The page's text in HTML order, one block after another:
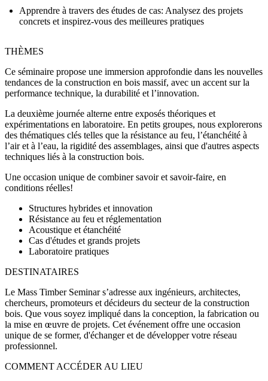
Apprendre à travers des études de cas: Analysez des projets
concrets et inspirez-vous des meilleures pratiques
THÈMES
Ce séminaire propose une immersion approfondie dans les nouvelles
tendances de la construction en bois massif, avec un accent sur la
performance technique, la durabilité et l’innovation.
La deuxième journée alterne entre exposés théoriques et
expérimentations en laboratoire. En petits groupes, nous explorerons
des thématiques clés telles que la résistance au feu, l’étanchéité à
l’air et à l’eau, la rigidité des assemblages, ainsi que d'autres aspects
techniques liés à la construction bois.
Une occasion unique de combiner savoir et savoir-faire, en
conditions réelles!
Structures hybrides et innovation
Résistance au feu et réglementation
Acoustique et étanchéité
Cas d'études et grands projets
Laboratoire pratiques
DESTINATAIRES
Le Mass Timber Seminar s’adresse aux ingénieurs, architectes,
chercheurs, promoteurs et décideurs du secteur de la construction
bois. Que vous soyez impliqué dans la conception, la fabrication ou
la mise en œuvre de projets. Cet événement offre une occasion
unique de se former, d'échanger et de développer votre réseau
professionnel.
COMMENT ACCÉDER AU LIEU